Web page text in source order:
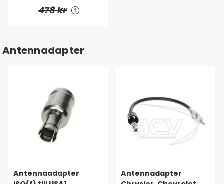
478 kr
Antennadapter
Antennaadapter
Antennadapter